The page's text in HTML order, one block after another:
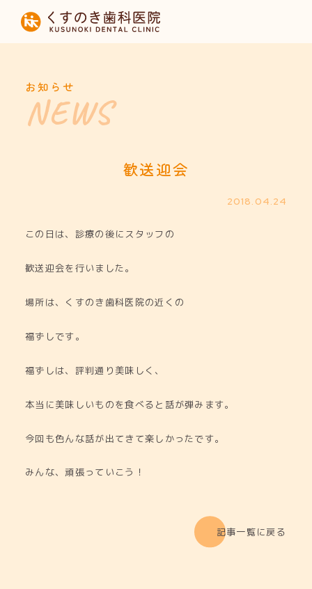
HOME
診療内容
お知らせ
お知らせ
歓送迎会
2018.04.24
この日は、診療の後にスタッフの
歓送迎会を行いました。
場所は、くすのき歯科医院の近くの
福ずしです。
福ずしは、評判通り美味しく、
本当に美味しいものを食べると話が弾みます。
今回も色んな話が出てきて楽しかったです。
みんな、頑張っていこう！
記事一覧に戻る